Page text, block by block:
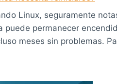
Linux, seguramente
puede permanecer
meses sin problemas.